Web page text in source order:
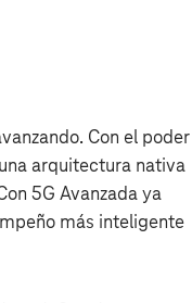
Con el poder
arquitectura nativa
5G Avanzada ya
más inteligente